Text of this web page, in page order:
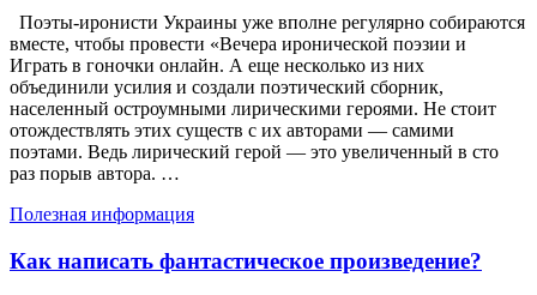
Поэты-иронисти Украины уже вполне регулярно собираются
вместе, чтобы провести «Вечера иронической поэзии и
Играть в гоночки онлайн. А еще несколько из них
объединили усилия и создали поэтический сборник,
населенный остроумными лирическими героями. Не стоит
отождествлять этих существ с их авторами — самими
поэтами. Ведь лирический герой — это увеличенный в сто
раз порыв автора. …
Полезная информация
Как написать фантастическое произведение?